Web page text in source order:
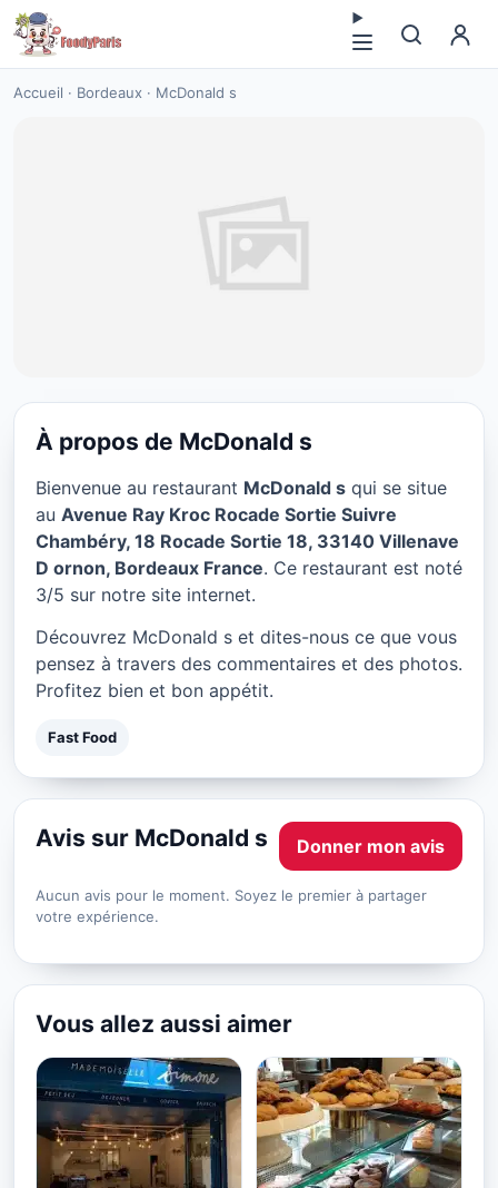
Accueil · Bordeaux · McDonald s
McDonald s à Bordeaux
★ 3/5
À propos de McDonald s
Bienvenue au restaurant McDonald s qui se situe
au Avenue Ray Kroc Rocade Sortie Suivre
Chambéry, 18 Rocade Sortie 18, 33140 Villenave
D ornon, Bordeaux France. Ce restaurant est noté
3/5 sur notre site internet.
Découvrez McDonald s et dites-nous ce que vous
pensez à travers des commentaires et des photos.
Profitez bien et bon appétit.
Fast Food
Avis sur McDonald s Donner mon avis
Aucun avis pour le moment. Soyez le premier à partager
votre expérience.
Vous allez aussi aimer